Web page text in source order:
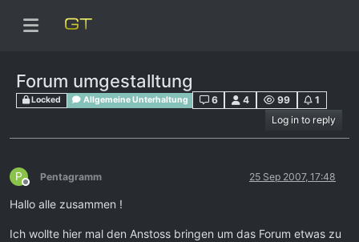
Forum umgestalltung
Locked Allgemeine Unterhaltung 6 4 99
1
Log in to reply
P
Offline
Pentagramm 25 Sep 2007, 17:48
Hallo alle zusammen !
Ich wollte hier mal den Anstoss bringen um das Forum etwas zu